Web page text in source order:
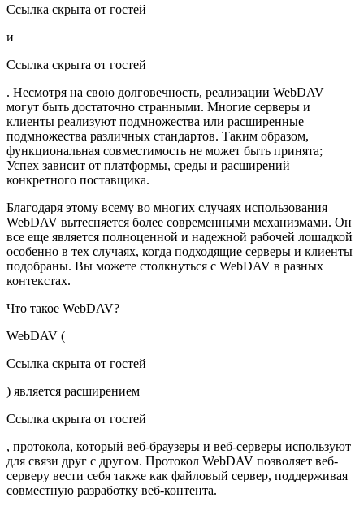
Ссылка скрыта от гостей
и
Ссылка скрыта от гостей
. Несмотря на свою долговечность, реализации WebDAV
могут быть достаточно странными. Многие серверы и
клиенты реализуют подмножества или расширенные
подмножества различных стандартов. Таким образом,
функциональная совместимость не может быть принята;
Успех зависит от платформы, среды и расширений
конкретного поставщика.
Благодаря этому всему во многих случаях использования
WebDAV вытесняется более современными механизмами. Он
все еще является полноценной и надежной рабочей лошадкой
особенно в тех случаях, когда подходящие серверы и клиенты
подобраны. Вы можете столкнуться с WebDAV в разных
контекстах.
Что такое WebDAV?
WebDAV (
Ссылка скрыта от гостей
) является расширением
Ссылка скрыта от гостей
, протокола, который веб-браузеры и веб-серверы используют
для связи друг с другом. Протокол WebDAV позволяет веб-
серверу вести себя также как файловый сервер, поддерживая
совместную разработку веб-контента.